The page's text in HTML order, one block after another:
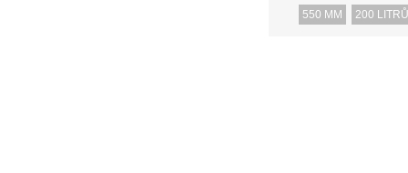
550 MM 200 LITRŮ